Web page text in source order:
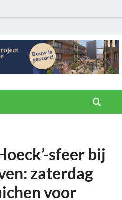
sfeer bij
zaterdag
voor